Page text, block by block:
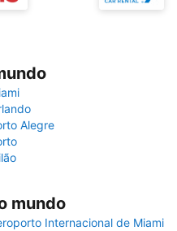
Alegre
mundo
Internacional de Miami